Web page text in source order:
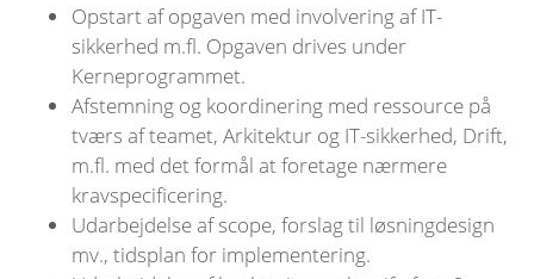
Opstart af opgaven med involvering af IT-
sikkerhed m.fl. Opgaven drives under
Kerneprogrammet.
Afstemning og koordinering med ressource på
tværs af teamet, Arkitektur og IT-sikkerhed, Drift,
m.fl. med det formål at foretage nærmere
kravspecificering.
Udarbejdelse af scope, forslag til løsningdesign
mv., tidsplan for implementering.